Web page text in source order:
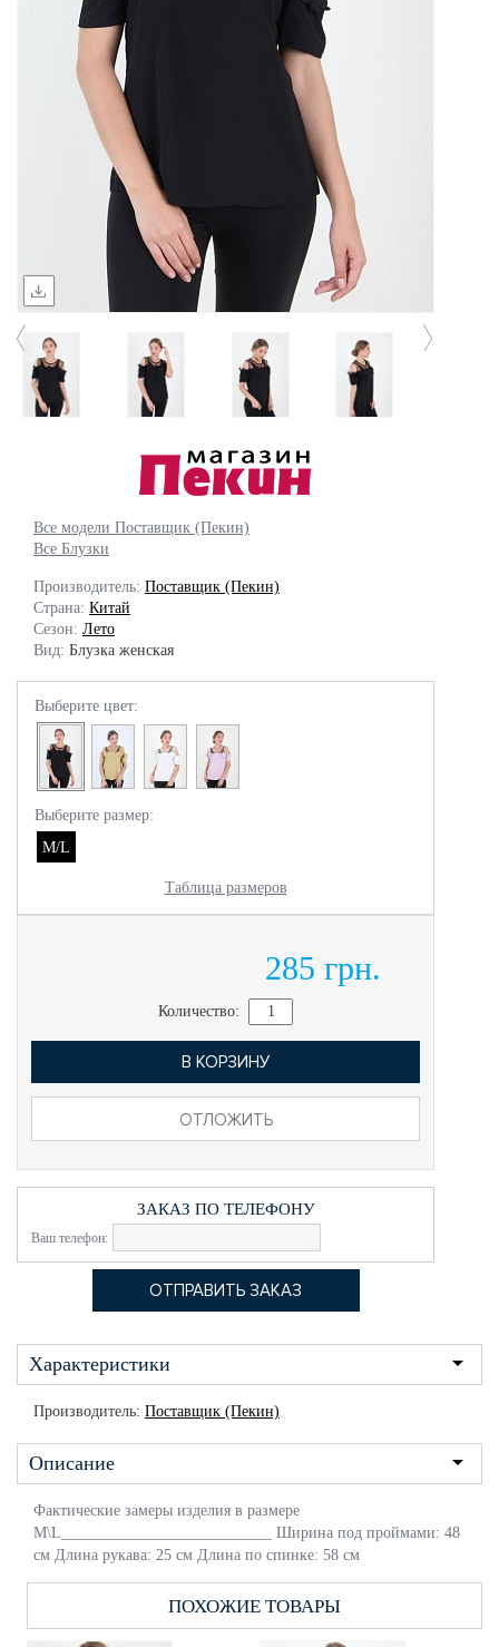
Все модели Поставщик (Пекин)
Все Блузки
Производитель: Поставщик (Пекин)
Страна: Китай
Сезон: Лето
Вид: Блузка женская
Выберите цвет:
Выберите размер:
M/L
Таблица размеров
285 грн.
Количество:
В КОРЗИНУ
ОТЛОЖИТЬ
ЗАКАЗ ПО ТЕЛЕФОНУ
Ваш телефон:
Характеристики
Производитель: Поставщик (Пекин)
Описание
Фактические замеры изделия в размере
M\L___________________________ Ширина под проймами: 48
см Длина рукава: 25 см Длина по спинке: 58 см
ПОХОЖИЕ ТОВАРЫ